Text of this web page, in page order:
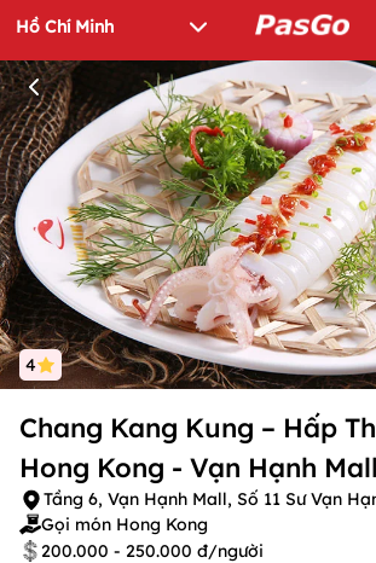
4
Chang Kang Kung – Hấp
Hong Kong - Vạn Hạnh Mall
Tầng 6, Vạn Hạnh Mall, Số 11 Sư Vạn
Gọi món Hong Kong
200.000 - 250.000 đ/người